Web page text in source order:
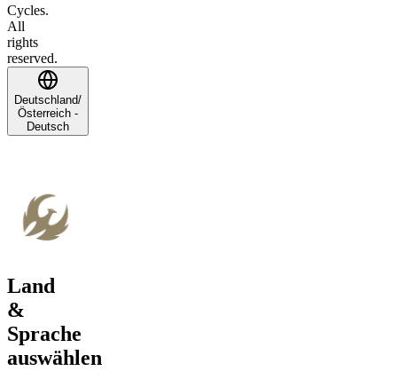
Cycles.
All
rights
reserved.
Deutschland/
Österreich -
Deutsch
Land
&
Sprache
auswählen